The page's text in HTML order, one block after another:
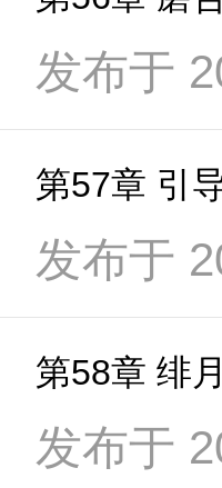
发布于
第57章 引
发布于
第58章 绯
发布于